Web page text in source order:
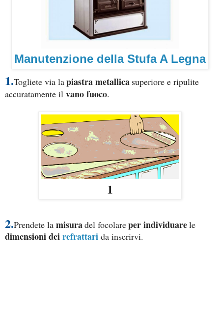
Manutenzione della Stufa A Legna
1.Togliete via lapiastra metallica superiore e ripulite
accuratamente il vano fuoco.
1
2.Prendete la misuradel focolareper individuarele
dimensioni deirefrattari da inserirvi.